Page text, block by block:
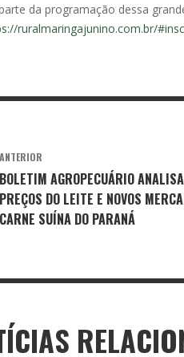
da programação dessa
ruralmaringajunino.com.br/
ANTERIOR
BOLETIM AGROPECUÁRIO ANALISA
PREÇOS DO LEITE E NOVOS
CARNE SUÍNA DO PARANÁ